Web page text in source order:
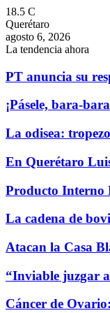
18.5 C
Querétaro
agosto 6, 2026
La tendencia ahora
PT anuncia su
¡Pásele, bara-
La odisea:
En Querétaro
Producto Interno
La cadena de
Atacan la Casa
“Inviable juzgar
Cáncer de